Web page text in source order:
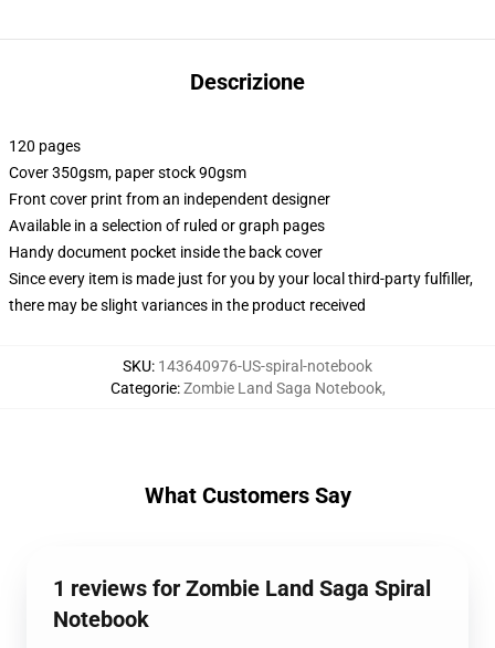
Descrizione
120 pages
Cover 350gsm, paper stock 90gsm
Front cover print from an independent designer
Available in a selection of ruled or graph pages
Handy document pocket inside the back cover
Since every item is made just for you by your local third-party fulfiller,
there may be slight variances in the product received
SKU: 143640976-US-spiral-notebook
Categorie:Zombie Land Saga Notebook,
What Customers Say
1 reviews for Zombie Land Saga Spiral
Notebook